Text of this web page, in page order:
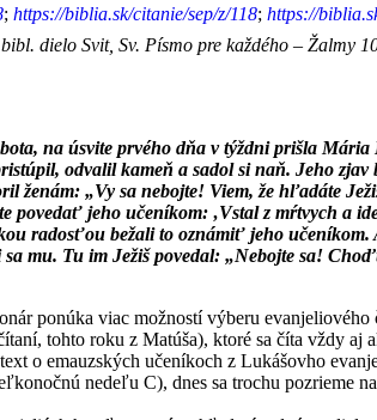
; https://biblia.sk/citanie/sep/z/118; https://
dielo Svit, Sv. Písmo pre každého – Žalmy
na úsvite prvého dňa v týždni prišla
odvalil kameň a sadol si naň. Jeho
ženám: „Vy sa nebojte! Viem, že hľadáte
povedať jeho učeníkom: ‚Vstal z mŕtvych a
radosťou bežali to oznámiť jeho
mu. Tu im Ježiš povedal: „Nebojte sa!
ponúka viac možností výberu
tohto roku z Matúša), ktoré sa číta vždy
o emauzských učeníkoch z Lukášovho
nedeľu C), dnes sa trochu pozrieme